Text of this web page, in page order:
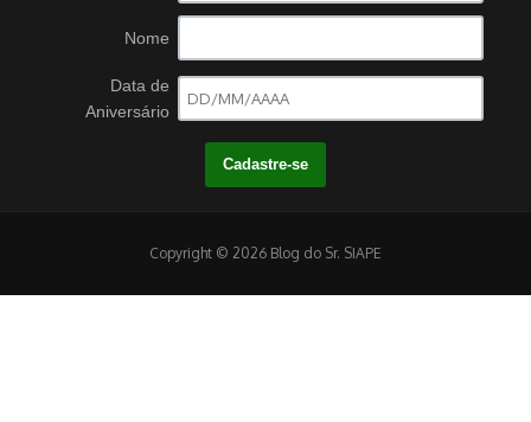
Nome
Data de
Aniversário
Copyright © 2026 Blog do Sr. SIAPE